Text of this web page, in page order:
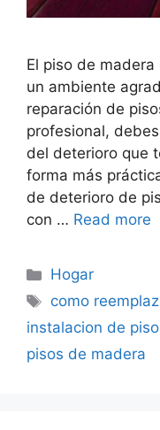
El piso de
un ambiente
reparación de
profesional,
del deterioro que
forma más
de deterioro de
con … Read more
Categorías
Hogar
Etiquetas
como
instalacion de
pisos de madera